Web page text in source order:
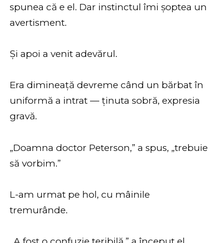
spunea că e el. Dar instinctul îmi șoptea un
avertisment.
Și apoi a venit adevărul.
Era dimineață devreme când un bărbat în
uniformă a intrat — ținuta sobră, expresia
gravă.
„Doamna doctor Peterson,” a spus, „trebuie
să vorbim.”
L-am urmat pe hol, cu mâinile
tremurânde.